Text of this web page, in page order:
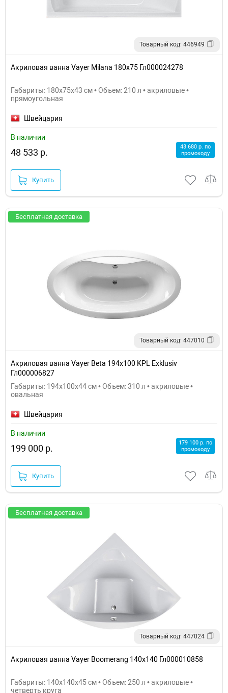
Товарный код: 446949
Акриловая ванна Vayer Milana 180x75 Гл000024278
Габариты: 180x75x43 см • Объем: 210 л • акриловые •
прямоугольная
Швейцария
В наличии
48 533 р.
43 680 р. по
промокоду
Купить
Бесплатная доставка
Товарный код: 447010
Акриловая ванна Vayer Beta 194x100 KPL Exklusiv
Гл000006827
Габариты: 194x100x44 см • Объем: 310 л • акриловые •
овальная
Швейцария
В наличии
199 000 р.
179 100 р. по
промокоду
Купить
Бесплатная доставка
Товарный код: 447024
Акриловая ванна Vayer Boomerang 140x140 Гл000010858
Габариты: 140x140x45 см • Объем: 250 л • акриловые •
четверть круга